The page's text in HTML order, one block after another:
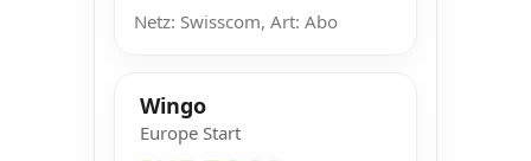
Netz: Swisscom, Art: Abo
Wingo
Europe Start